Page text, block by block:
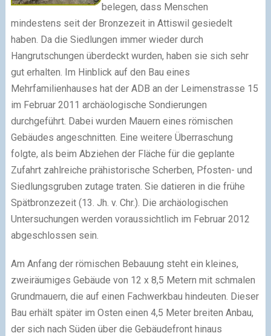
belegen, dass Menschen
mindestens seit der Bronzezeit in Attiswil gesiedelt
haben. Da die Siedlungen immer wieder durch
Hangrutschungen überdeckt wurden, haben sie sich sehr
gut erhalten. Im Hinblick auf den Bau eines
Mehrfamilienhauses hat der ADB an der Leimenstrasse 15
im Februar 2011 archäologische Sondierungen
durchgeführt. Dabei wurden Mauern eines römischen
Gebäudes angeschnitten. Eine weitere Überraschung
folgte, als beim Abziehen der Fläche für die geplante
Zufahrt zahlreiche prähistorische Scherben, Pfosten- und
Siedlungsgruben zutage traten. Sie datieren in die frühe
Spätbronzezeit (13. Jh. v. Chr.). Die archäologischen
Untersuchungen werden voraussichtlich im Februar 2012
abgeschlossen sein.
Am Anfang der römischen Bebauung steht ein kleines,
zweiräumiges Gebäude von 12 x 8,5 Metern mit schmalen
Grundmauern, die auf einen Fachwerkbau hindeuten. Dieser
Bau erhält später im Osten einen 4,5 Meter breiten Anbau,
der sich nach Süden über die Gebäudefront hinaus